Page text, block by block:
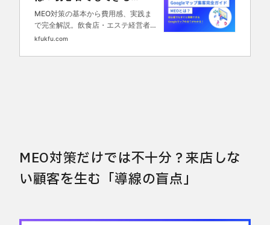
Googleマップ集客完全ガイ
ド
MEO対策の基本から費用感、実践ま
で完全解説。飲食店・エステ経営者必
見のGoogleマップ上位表示方法を
からペナルティリスクまで、初心者で
kfukfu.com
MEO対策だけでは不十分？来店しな
い顧客を生む「導線の盲点」